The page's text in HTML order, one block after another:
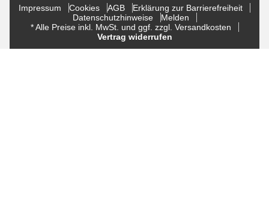
Impressum Cookies AGB
Erklärung zur Barrierefreiheit
Datenschutzhinweise
Melden
* Alle Preise inkl. MwSt. und ggf. zzgl. Versandkosten
Vertrag widerrufen